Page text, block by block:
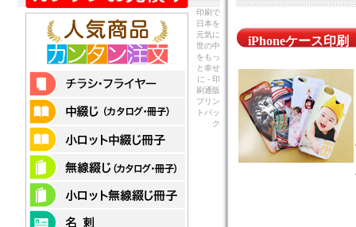
iPhoneケース印刷
印刷で
日本を
元気に
世の中
をもっ
と幸せ
に - 印
刷通販
プリン
トパッ
ク